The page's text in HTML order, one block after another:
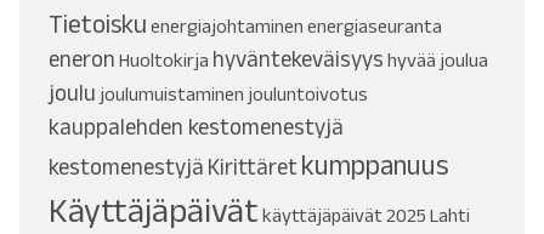
Tietoisku energiajohtaminen energiaseuranta
eneron Huoltokirja hyväntekeväisyys hyvää joulua
joulu joulumuistaminen jouluntoivotus
kauppalehden kestomenestyjä
kestomenestyjä Kirittäretkumppanuus
Käyttäjäpäivät käyttäjäpäivät 2025 Lahti